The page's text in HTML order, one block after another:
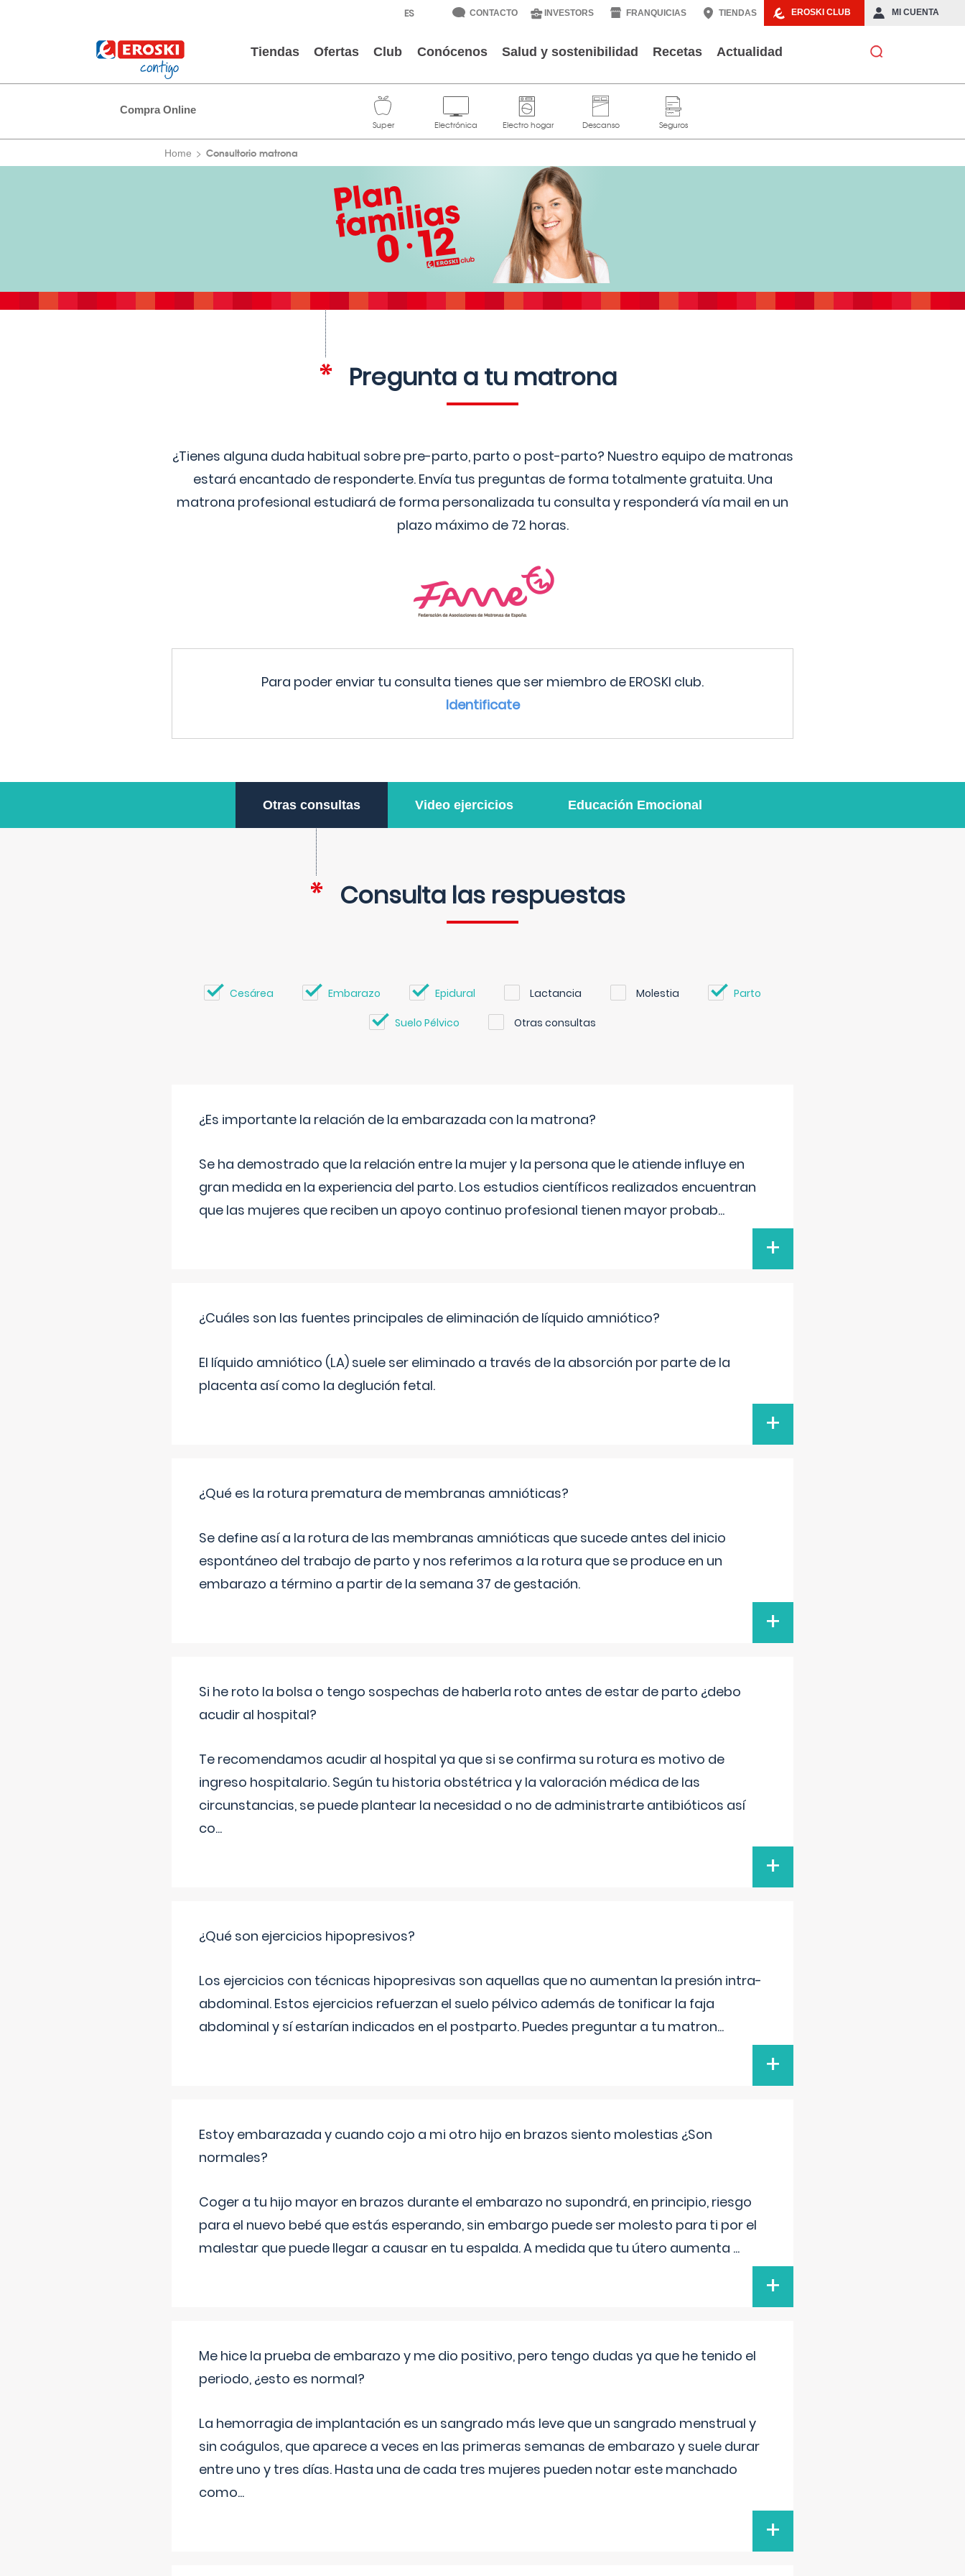
EROSKI CLUB MI CUENTA
CONTACTO INVESTORS FRANQUICIAS TIENDAS
Tiendas Ofertas Club Conócenos Salud y sostenibilidad Recetas Actualidad
Compra Online
Home Consultorio matrona
Pregunta a tu matrona
¿Tienes alguna duda habitual sobre pre-parto, parto o post-parto? Nuestro equipo de matronas
estará encantado de responderte. Envía tus preguntas de forma totalmente gratuita. Una
matrona profesional estudiará de forma personalizada tu consulta y responderá vía mail en un
plazo máximo de 72 horas.
Para poder enviar tu consulta tienes que ser miembro de EROSKI club.
Identificate
Otras consultas Video ejercicios Educación Emocional
Consulta las respuestas
Cesárea Embarazo Epidural Lactancia Molestia Parto
Suelo Pélvico Otras consultas
¿Es importante la relación de la embarazada con la matrona?
Se ha demostrado que la relación entre la mujer y la persona que le atiende influye en
gran medida en la experiencia del parto. Los estudios científicos realizados encuentran
que las mujeres que reciben un apoyo continuo profesional tienen mayor probab...
+
¿Cuáles son las fuentes principales de eliminación de líquido amniótico?
El líquido amniótico (LA) suele ser eliminado a través de la absorción por parte de la
placenta así como la deglución fetal.
+
¿Qué es la rotura prematura de membranas amnióticas?
Se define así a la rotura de las membranas amnióticas que sucede antes del inicio
espontáneo del trabajo de parto y nos referimos a la rotura que se produce en un
embarazo a término a partir de la semana 37 de gestación.
+
Si he roto la bolsa o tengo sospechas de haberla roto antes de estar de parto ¿debo
acudir al hospital?
Te recomendamos acudir al hospital ya que si se confirma su rotura es motivo de
ingreso hospitalario. Según tu historia obstétrica y la valoración médica de las
circunstancias, se puede plantear la necesidad o no de administrarte antibióticos así
co...
+
¿Qué son ejercicios hipopresivos?
Los ejercicios con técnicas hipopresivas son aquellas que no aumentan la presión intra-
abdominal. Estos ejercicios refuerzan el suelo pélvico además de tonificar la faja
abdominal y sí estarían indicados en el postparto. Puedes preguntar a tu matron...
+
Estoy embarazada y cuando cojo a mi otro hijo en brazos siento molestias ¿Son
normales?
Coger a tu hijo mayor en brazos durante el embarazo no supondrá, en principio, riesgo
para el nuevo bebé que estás esperando, sin embargo puede ser molesto para ti por el
malestar que puede llegar a causar en tu espalda. A medida que tu útero aumenta ...
+
Me hice la prueba de embarazo y me dio positivo, pero tengo dudas ya que he tenido el
periodo, ¿esto es normal?
La hemorragia de implantación es un sangrado más leve que un sangrado menstrual y
sin coágulos, que aparece a veces en las primeras semanas de embarazo y suele durar
entre uno y tres días. Hasta una de cada tres mujeres pueden notar este manchado
como...
+